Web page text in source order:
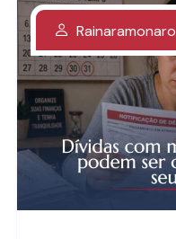
Rainaramonaro